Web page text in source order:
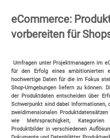
eCommerce:
vorbereiten für
Umfragen unter Projektmanagern im
für den Erfolg eines ambitionierten
hochwertige Daten für die im Fokus
Shop-Umgebungen liefern zu können.
der Produktdaten entscheiden über
Schwerpunkt sind dabei Informationen,
zweidimensionalen
wie Mehrsprachigkeit, Kategorien
Produktbilder in verschiedenen